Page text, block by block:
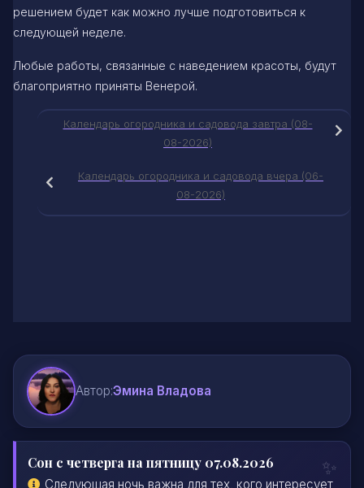
решением будет как можно лучше подготовиться к
следующей неделе.
Любые работы, связанные с наведением красоты, будут
благоприятно приняты Венерой.
Календарь огородника и садовода завтра (08-
08-2026)
Календарь огородника и садовода вчера (06-
08-2026)
Автор:Эмина Владова
Сон с четверга на пятницу 07.08.2026
Следующая ночь важна для тех, кого интересует